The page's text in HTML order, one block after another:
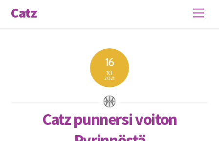
Menu
Catz
16
10
2021
Catz punnersi voiton